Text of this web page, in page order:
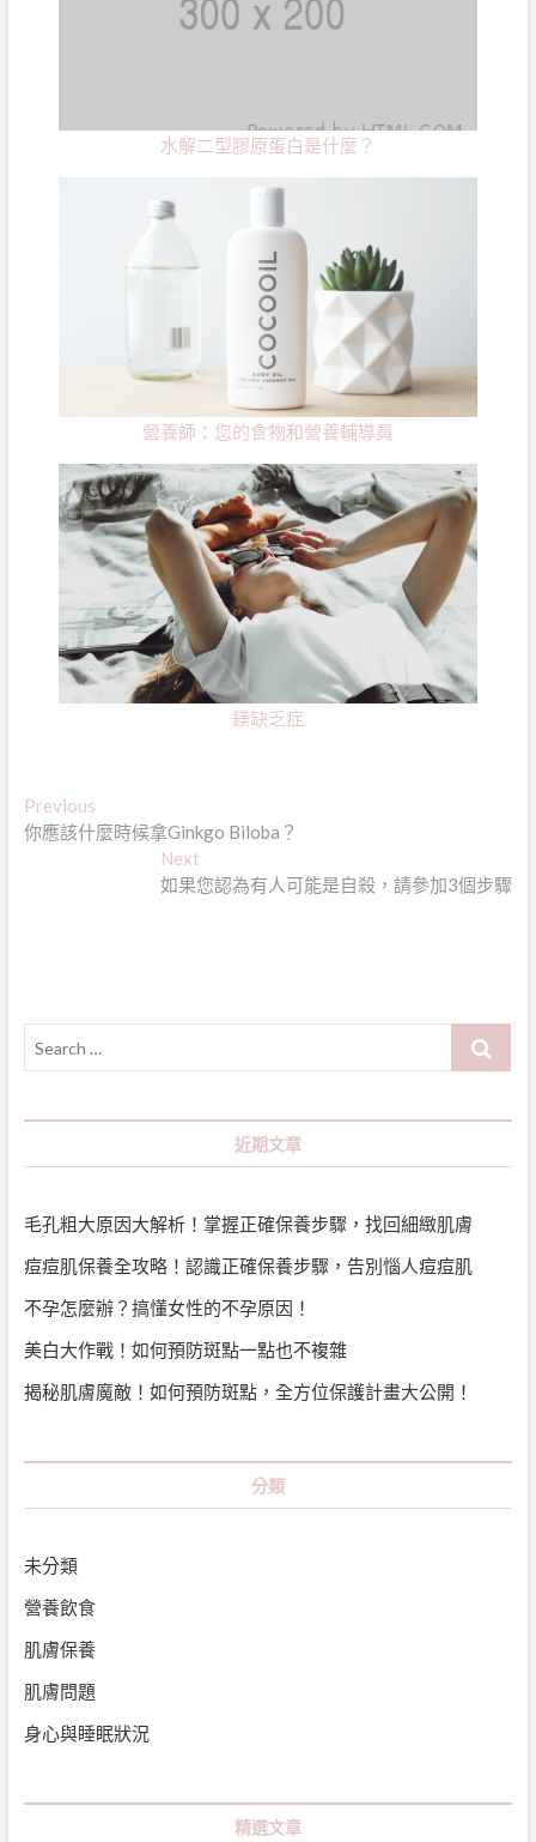
水解二型膠原蛋白是什麼？
營養師：您的食物和營養輔導員
鎂缺乏症
文
章
PreviousPrevious
post:
你應該什麼時候拿Ginkgo Biloba？
Next
post:
如果您認為有人可能是自殺，請參加3個步驟
Search
近期文章
毛孔粗大原因大解析！掌握正確保養步驟，找回細緻肌膚
痘痘肌保養全攻略！認識正確保養步驟，告別惱人痘痘肌
不孕怎麼辦？搞懂女性的不孕原因！
美白大作戰！如何預防斑點一點也不複雜
揭秘肌膚魔敵！如何預防斑點，全方位保護計畫大公開！
分類
未分類
營養飲食
肌膚保養
肌膚問題
身心與睡眠狀況
精選文章